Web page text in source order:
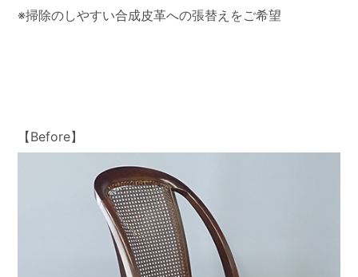
※掃除のしやすい合成皮革への張替えをご希望
【Before】